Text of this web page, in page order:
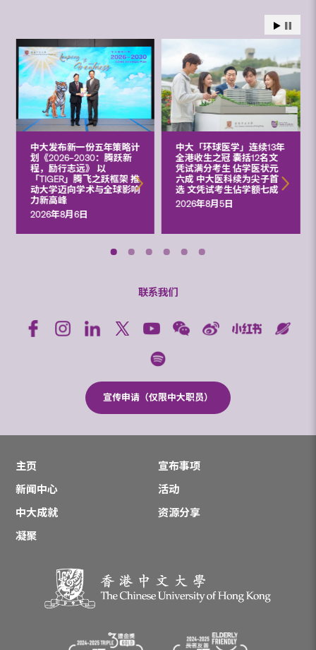
中大发布新一份五年策略计
划《2026‒2030：腾跃新
程，励行志远》 以
「TIGER」腾飞之跃框架 推
动大学迈向学术与全球影响
力新高峰
2026年8月6日
中大「环球医学」连续13年
全港收生之冠 囊括12名文
凭试满分考生 佔学医状元
六成 中大医科续为尖子首
选 文凭试考生佔学额七成
2026年8月5日
联系我们
宣传申请（仅限中大职员）
主页
宣布事项
新闻中心
活动
中大成就
资源分享
凝聚